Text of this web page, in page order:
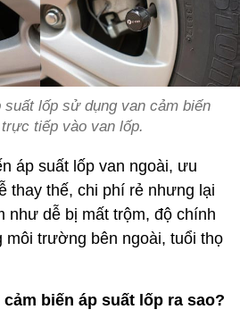
suất lốp sử dụng van cảm biến
tiếp vào van lốp.
áp suất lốp van ngoài, ưu
thay thế, chi phí rẻ nhưng lại
như dễ bị mất trộm, độ chính
môi trường bên ngoài, tuổi thọ
biến áp suất lốp ra sao?